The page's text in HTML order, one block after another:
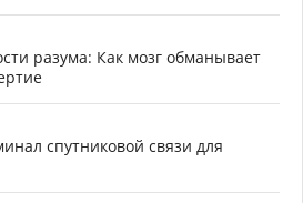
разума: Как мозг обманывает
спутниковой связи для